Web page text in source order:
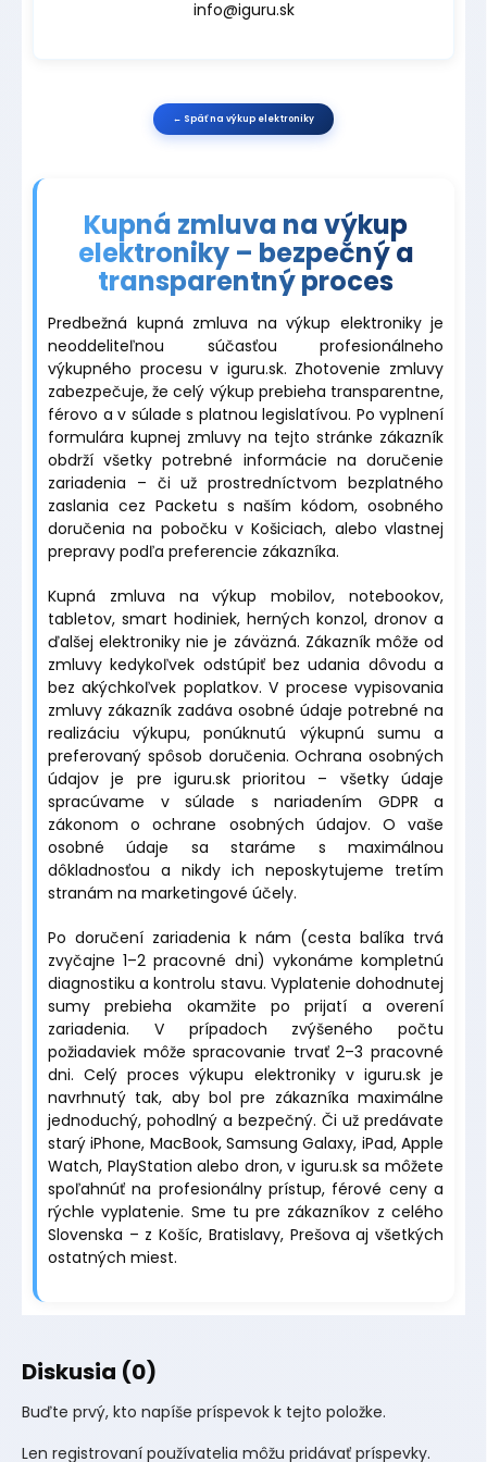
info@iguru.sk
← Späť na výkup elektroniky
Kupná zmluva na výkup
elektroniky – bezpečný a
transparentný proces
Predbežná kupná zmluva na výkup elektroniky je
neoddeliteľnou súčasťou profesionálneho
výkupného procesu v iguru.sk. Zhotovenie zmluvy
zabezpečuje, že celý výkup prebieha transparentne,
férovo a v súlade s platnou legislatívou. Po vyplnení
formulára kupnej zmluvy na tejto stránke zákazník
obdrží všetky potrebné informácie na doručenie
zariadenia – či už prostredníctvom bezplatného
zaslania cez Packetu s naším kódom, osobného
doručenia na pobočku v Košiciach, alebo vlastnej
prepravy podľa preferencie zákazníka.
Kupná zmluva na výkup mobilov, notebookov,
tabletov, smart hodiniek, herných konzol, dronov a
ďalšej elektroniky nie je záväzná. Zákazník môže od
zmluvy kedykoľvek odstúpiť bez udania dôvodu a
bez akýchkoľvek poplatkov. V procese vypisovania
zmluvy zákazník zadáva osobné údaje potrebné na
realizáciu výkupu, ponúknutú výkupnú sumu a
preferovaný spôsob doručenia. Ochrana osobných
údajov je pre iguru.sk prioritou – všetky údaje
spracúvame v súlade s nariadením GDPR a
zákonom o ochrane osobných údajov. O vaše
osobné údaje sa staráme s maximálnou
dôkladnosťou a nikdy ich neposkytujeme tretím
stranám na marketingové účely.
Po doručení zariadenia k nám (cesta balíka trvá
zvyčajne 1–2 pracovné dni) vykonáme kompletnú
diagnostiku a kontrolu stavu. Vyplatenie dohodnutej
sumy prebieha okamžite po prijatí a overení
zariadenia. V prípadoch zvýšeného počtu
požiadaviek môže spracovanie trvať 2–3 pracovné
dni. Celý proces výkupu elektroniky v iguru.sk je
navrhnutý tak, aby bol pre zákazníka maximálne
jednoduchý, pohodlný a bezpečný. Či už predávate
starý iPhone, MacBook, Samsung Galaxy, iPad, Apple
Watch, PlayStation alebo dron, v iguru.sk sa môžete
spoľahnúť na profesionálny prístup, férové ceny a
rýchle vyplatenie. Sme tu pre zákazníkov z celého
Slovenska – z Košíc, Bratislavy, Prešova aj všetkých
ostatných miest.
Diskusia (0)
Buďte prvý, kto napíše príspevok k tejto položke.
Len registrovaní používatelia môžu pridávať príspevky.